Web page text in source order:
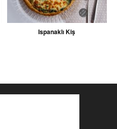
Ispanaklı Kiş